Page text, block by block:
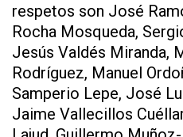
respetos son José
Rocha Mosqueda,
Jesús Valdés Miranda,
Rodríguez, Manuel
Samperio Lepe, José
Jaime Vallecillos